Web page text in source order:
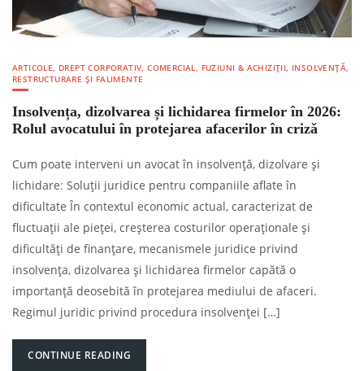
ARTICOLE, DREPT CORPORATIV, COMERCIAL, FUZIUNI & ACHIZIȚII, INSOLVENȚĂ,
RESTRUCTURARE ȘI FALIMENTE
Insolvența, dizolvarea și lichidarea firmelor în 2026:
Rolul avocatului în protejarea afacerilor în criză
Cum poate interveni un avocat în insolvență, dizolvare și
lichidare: Soluții juridice pentru companiile aflate în
dificultate În contextul economic actual, caracterizat de
fluctuații ale pieței, creșterea costurilor operaționale și
dificultăți de finanțare, mecanismele juridice privind
insolvența, dizolvarea și lichidarea firmelor capătă o
importanță deosebită în protejarea mediului de afaceri.
Regimul juridic privind procedura insolvenței […]
CONTINUE READING